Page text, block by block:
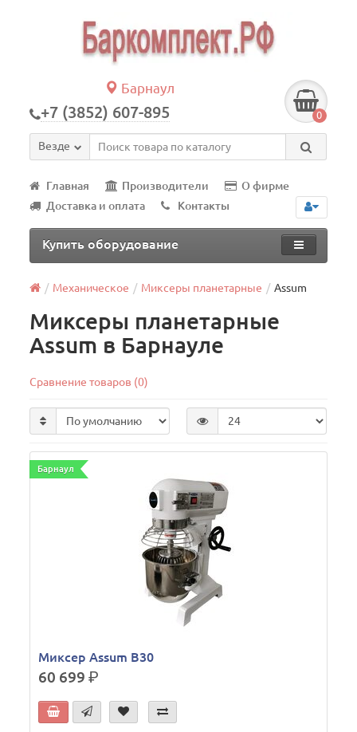
Барнаул
+7 (3852) 607-895 0
Везде
Главная Производители
О фирме
Доставка и оплата
Контакты
Купить оборудование
Механическое Миксеры планетарные Assum
Миксеры планетарные
Assum в Барнауле
Сравнение товаров (0)
Барнаул
Миксер Assum B30
60 699р.